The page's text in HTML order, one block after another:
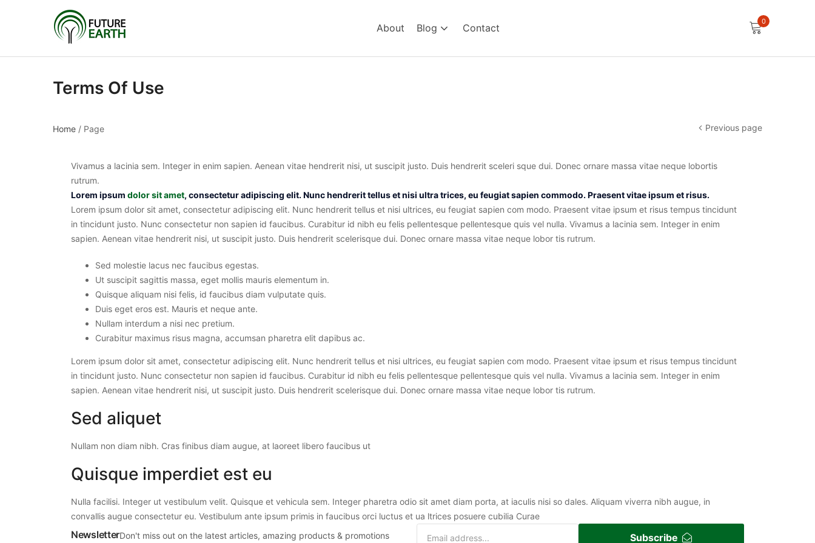
About Blog Contact
0
Terms Of Use
Home / Page Previous page
Vivamus a lacinia sem. Integer in enim sapien. Aenean vitae hendrerit nisi, ut suscipit justo. Duis hendrerit sceleri sque dui. Donec ornare massa vitae neque lobortis
rutrum.
Lorem ipsum dolor sit amet, consectetur adipiscing elit. Nunc hendrerit tellus et nisi ultra trices, eu feugiat sapien commodo. Praesent vitae ipsum et risus.
Lorem ipsum dolor sit amet, consectetur adipiscing elit. Nunc hendrerit tellus et nisi ultrices, eu feugiat sapien com modo. Praesent vitae ipsum et risus tempus tincidunt
in tincidunt justo. Nunc consectetur non sapien id faucibus. Curabitur id nibh eu felis pellentesque pellentesque quis vel nulla. Vivamus a lacinia sem. Integer in enim
sapien. Aenean vitae hendrerit nisi, ut suscipit justo. Duis hendrerit scelerisque dui. Donec ornare massa vitae neque lobor tis rutrum.
Sed molestie lacus nec faucibus egestas.
Ut suscipit sagittis massa, eget mollis mauris elementum in.
Quisque aliquam nisi felis, id faucibus diam vulputate quis.
Duis eget eros est. Mauris et neque ante.
Nullam interdum a nisi nec pretium.
Curabitur maximus risus magna, accumsan pharetra elit dapibus ac.
Lorem ipsum dolor sit amet, consectetur adipiscing elit. Nunc hendrerit tellus et nisi ultrices, eu feugiat sapien com modo. Praesent vitae ipsum et risus tempus tincidunt
in tincidunt justo. Nunc consectetur non sapien id faucibus. Curabitur id nibh eu felis pellentesque pellentesque quis vel nulla. Vivamus a lacinia sem. Integer in enim
sapien. Aenean vitae hendrerit nisi, ut suscipit justo. Duis hendrerit scelerisque dui. Donec ornare massa vitae neque lobor tis rutrum.
Sed aliquet
Nullam non diam nibh. Cras finibus diam augue, at laoreet libero faucibus ut
Quisque imperdiet est eu
Nulla facilisi. Integer ut vestibulum velit. Quisque et vehicula sem. Integer pharetra odio sit amet diam porta, at iaculis nisi so dales. Aliquam viverra nibh augue, in
convallis augue consectetur eu. Vestibulum ante ipsum primis in faucibus orci luctus et ua ltrices posuere cubilia Curae
NewsletterDon't miss out on the latest articles, amazing products & promotions Subscribe